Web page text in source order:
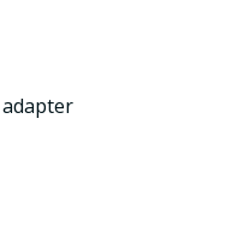
adapter